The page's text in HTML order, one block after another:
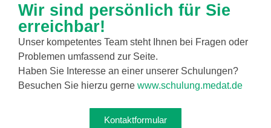
Wir sind persönlich für Sie
erreichbar!
Unser kompetentes Team steht Ihnen bei Fragen oder
Problemen umfassend zur Seite.
Haben Sie Interesse an einer unserer Schulungen?
Besuchen Sie hierzu gerne www.schulung.medat.de
Kontaktformular